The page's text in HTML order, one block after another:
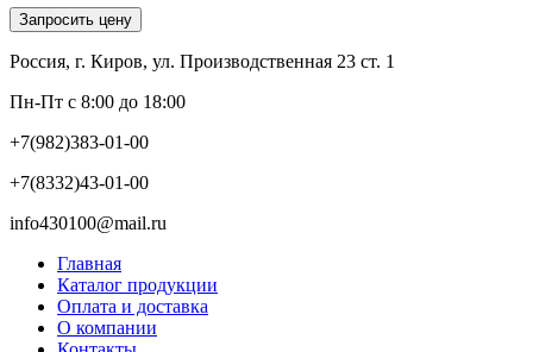
Запросить цену
Россия, г. Киров, ул. Производственная 23 ст. 1
Пн-Пт с 8:00 до 18:00
+7(982)383-01-00
+7(8332)43-01-00
info430100@mail.ru
Главная
Каталог продукции
Оплата и доставка
О компании